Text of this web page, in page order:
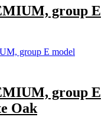
group E
group E
Oak